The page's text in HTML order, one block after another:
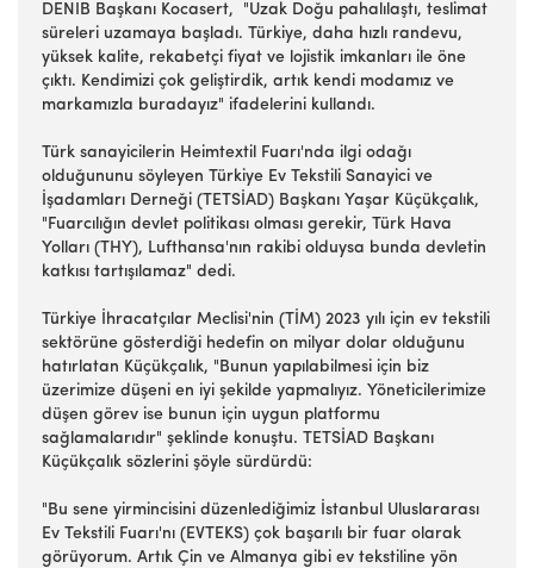
DENIB Başkanı Kocasert, "Uzak Doğu pahalılaştı, teslimat
süreleri uzamaya başladı. Türkiye, daha hızlı randevu,
yüksek kalite, rekabetçi fiyat ve lojistik imkanları ile öne
çıktı. Kendimizi çok geliştirdik, artık kendi modamız ve
markamızla buradayız" ifadelerini kullandı.
Türk sanayicilerin Heimtextil Fuarı'nda ilgi odağı
olduğununu söyleyen Türkiye Ev Tekstili Sanayici ve
İşadamları Derneği (TETSİAD) Başkanı Yaşar Küçükçalık,
"Fuarcılığın devlet politikası olması gerekir, Türk Hava
Yolları (THY), Lufthansa'nın rakibi olduysa bunda devletin
katkısı tartışılamaz" dedi.
Türkiye İhracatçılar Meclisi'nin (TİM) 2023 yılı için ev tekstili
sektörüne gösterdiği hedefin on milyar dolar olduğunu
hatırlatan Küçükçalık, "Bunun yapılabilmesi için biz
üzerimize düşeni en iyi şekilde yapmalıyız. Yöneticilerimize
düşen görev ise bunun için uygun platformu
sağlamalarıdır" şeklinde konuştu. TETSİAD Başkanı
Küçükçalık sözlerini şöyle sürdürdü:
"Bu sene yirmincisini düzenlediğimiz İstanbul Uluslararası
Ev Tekstili Fuarı'nı (EVTEKS) çok başarılı bir fuar olarak
görüyorum. Artık Çin ve Almanya gibi ev tekstiline yön